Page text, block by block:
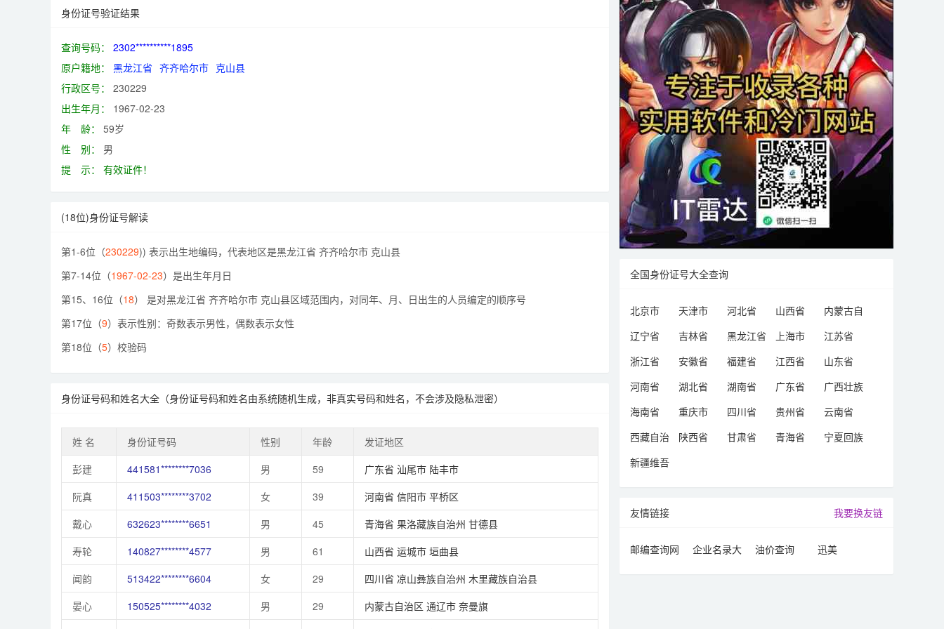
身份证号验证结果
查询号码：
2302**********1895
原户籍地：
黑龙江省 齐齐哈尔市 克山县
行政区号：
230229
出生年月：
1967-02-23
年 龄：
59岁
性 别：
男
提 示：
有效证件！
(18位)身份证号解读
第1-6位（230229)) 表示出生地编码，代表地区是黑龙江省 齐齐哈尔市 克山县
第7-14位（1967-02-23）是出生年月日
第15、16位（18） 是对黑龙江省 齐齐哈尔市 克山县区域范围内，对同年、月、日出生的人员编定的顺序号
第17位（9）表示性别：奇数表示男性，偶数表示女性
第18位（5）校验码
身份证号码和姓名大全（身份证号码和姓名由系统随机生成，非真实号码和姓名，不会涉及隐私泄密）
姓 名 身份证号码 性别 年龄
发证地区
彭建
441581********7036 男 59 广东省 汕尾市 陆丰市
阮真
411503********3702 女 39 河南省 信阳市 平桥区
戴心
632623********6651 男 45 青海省 果洛藏族自治州 甘德县
寿轮
140827********4577 男 61 山西省 运城市 垣曲县
闻韵
513422********6604 女 29 四川省 凉山彝族自治州 木里藏族自治县
晏心
150525********4032 男 29 内蒙古自治区 通辽市 奈曼旗
全国身份证号大全查询
北京市 天津市 河北省 山西省
内蒙古自
治区
辽宁省 吉林省 黑龙江省 上海市
江苏省
浙江省
安徽省 福建省 江西省
山东省
河南省
湖北省 湖南省 广东省
广西壮族
自治区
海南省 重庆市 四川省 贵州省
云南省
西藏自治
区
陕西省 甘肃省 青海省
宁夏回族
新疆维吾
友情链接 我要换友链
邮编查询网
企业名录大
油价查询 迅美